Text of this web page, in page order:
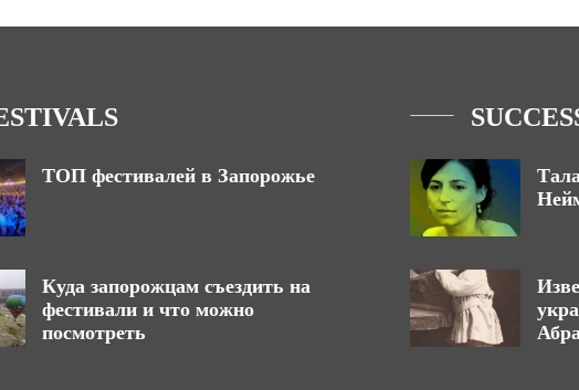
ТОП фестивалей в Запорожье
Куда запорожцам съездить на
фестивали и что можно
посмотреть